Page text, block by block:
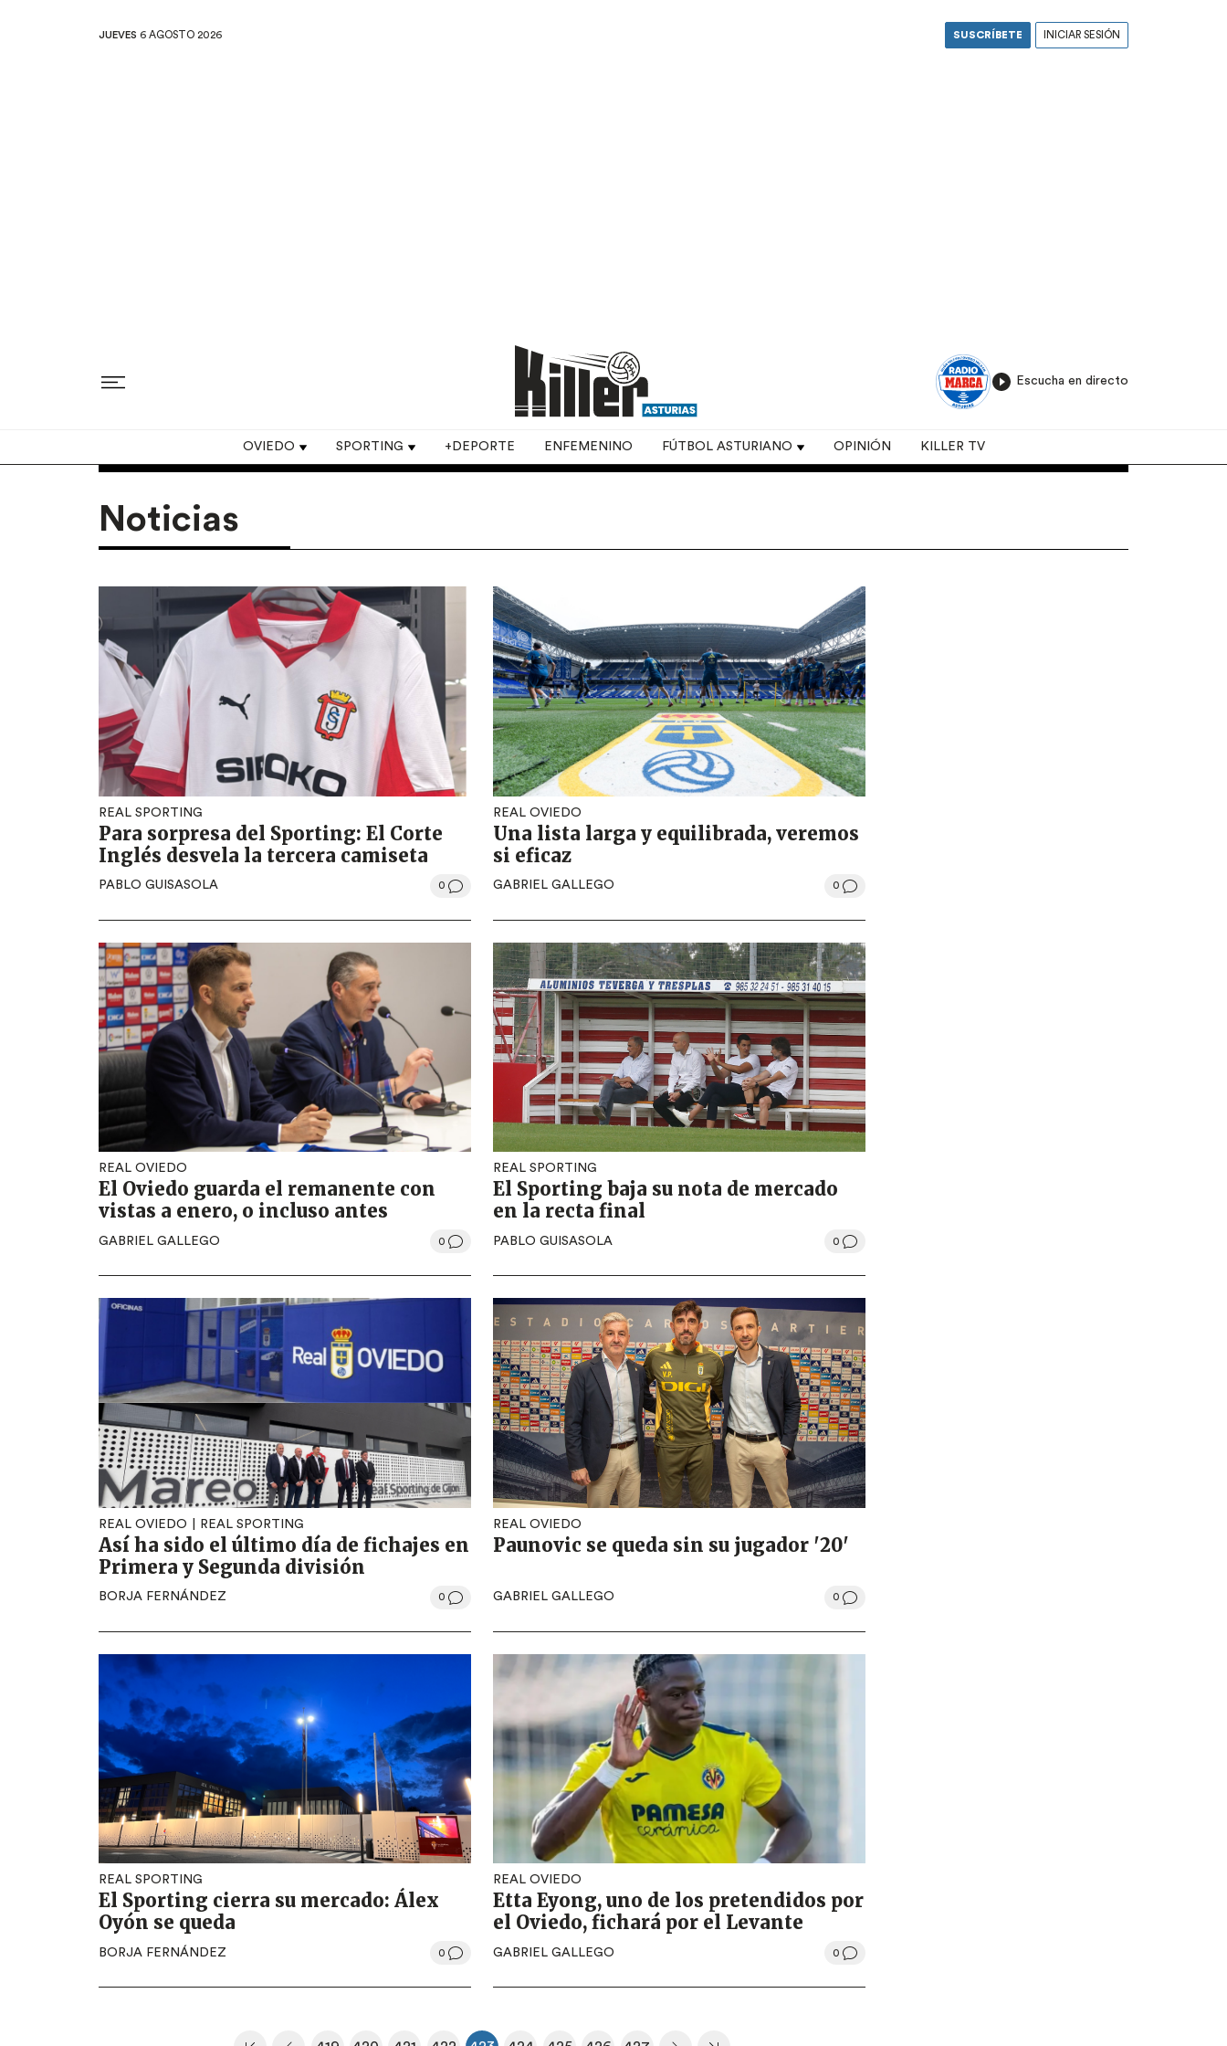
JUEVES 6 AGOSTO 2026 SUSCRÍBETE INICIAR SESIÓN
Escucha en directo
Top navigation
OVIEDO SPORTING +DEPORTE ENFEMENINO FÚTBOL ASTURIANO OPINIÓN KILLER TV
Noticias
REAL SPORTING
Para sorpresa del Sporting: El Corte
Inglés desvela la tercera camiseta
PABLO GUISASOLA 0
REAL OVIEDO
Una lista larga y equilibrada, veremos
si eficaz
GABRIEL GALLEGO 0
REAL OVIEDO
El Oviedo guarda el remanente con
vistas a enero, o incluso antes
GABRIEL GALLEGO 0
REAL SPORTING
El Sporting baja su nota de mercado
en la recta final
PABLO GUISASOLA 0
REAL OVIEDO REAL SPORTING
Así ha sido el último día de fichajes en
Primera y Segunda división
BORJA FERNÁNDEZ 0
REAL OVIEDO
Paunovic se queda sin su jugador '20'
GABRIEL GALLEGO 0
REAL SPORTING
El Sporting cierra su mercado: Álex
Oyón se queda
BORJA FERNÁNDEZ 0
REAL OVIEDO
Etta Eyong, uno de los pretendidos por
el Oviedo, fichará por el Levante
GABRIEL GALLEGO 0